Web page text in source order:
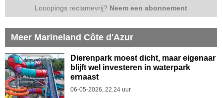
Looopings reclamevrij? Neem een abonnement
Meer Marineland Côte d'Azur
Dierenpark moest dicht, maar eigenaar
blijft wel investeren in waterpark
ernaast
06-05-2026, 22.24 uur